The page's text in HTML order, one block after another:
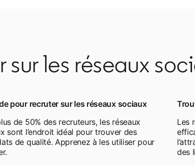
sur les réseaux
pour recruter sur les réseaux sociaux
de 50% des recruteurs, les réseaux
sont l’endroit idéal pour trouver des
de qualité. Apprenez à les utiliser pour
Les
des